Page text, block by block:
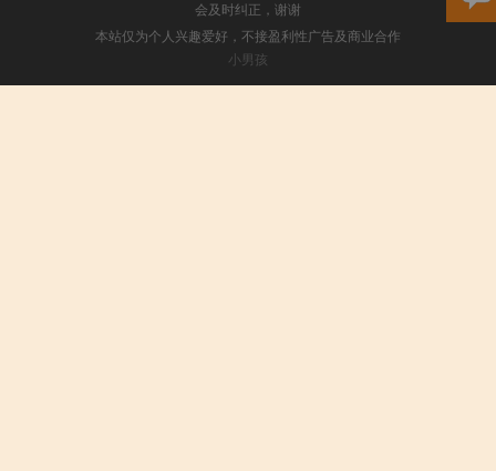
会及时纠正，谢谢
本站仅为个人兴趣爱好，不接盈利性广告及商业合作
小男孩